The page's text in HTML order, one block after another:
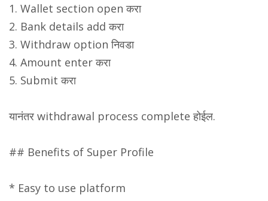
1. Wallet section open करा
2. Bank details add करा
3. Withdraw option निवडा
4. Amount enter करा
5. Submit करा
यानंतर withdrawal process complete होईल.
## Benefits of Super Profile
* Easy to use platform